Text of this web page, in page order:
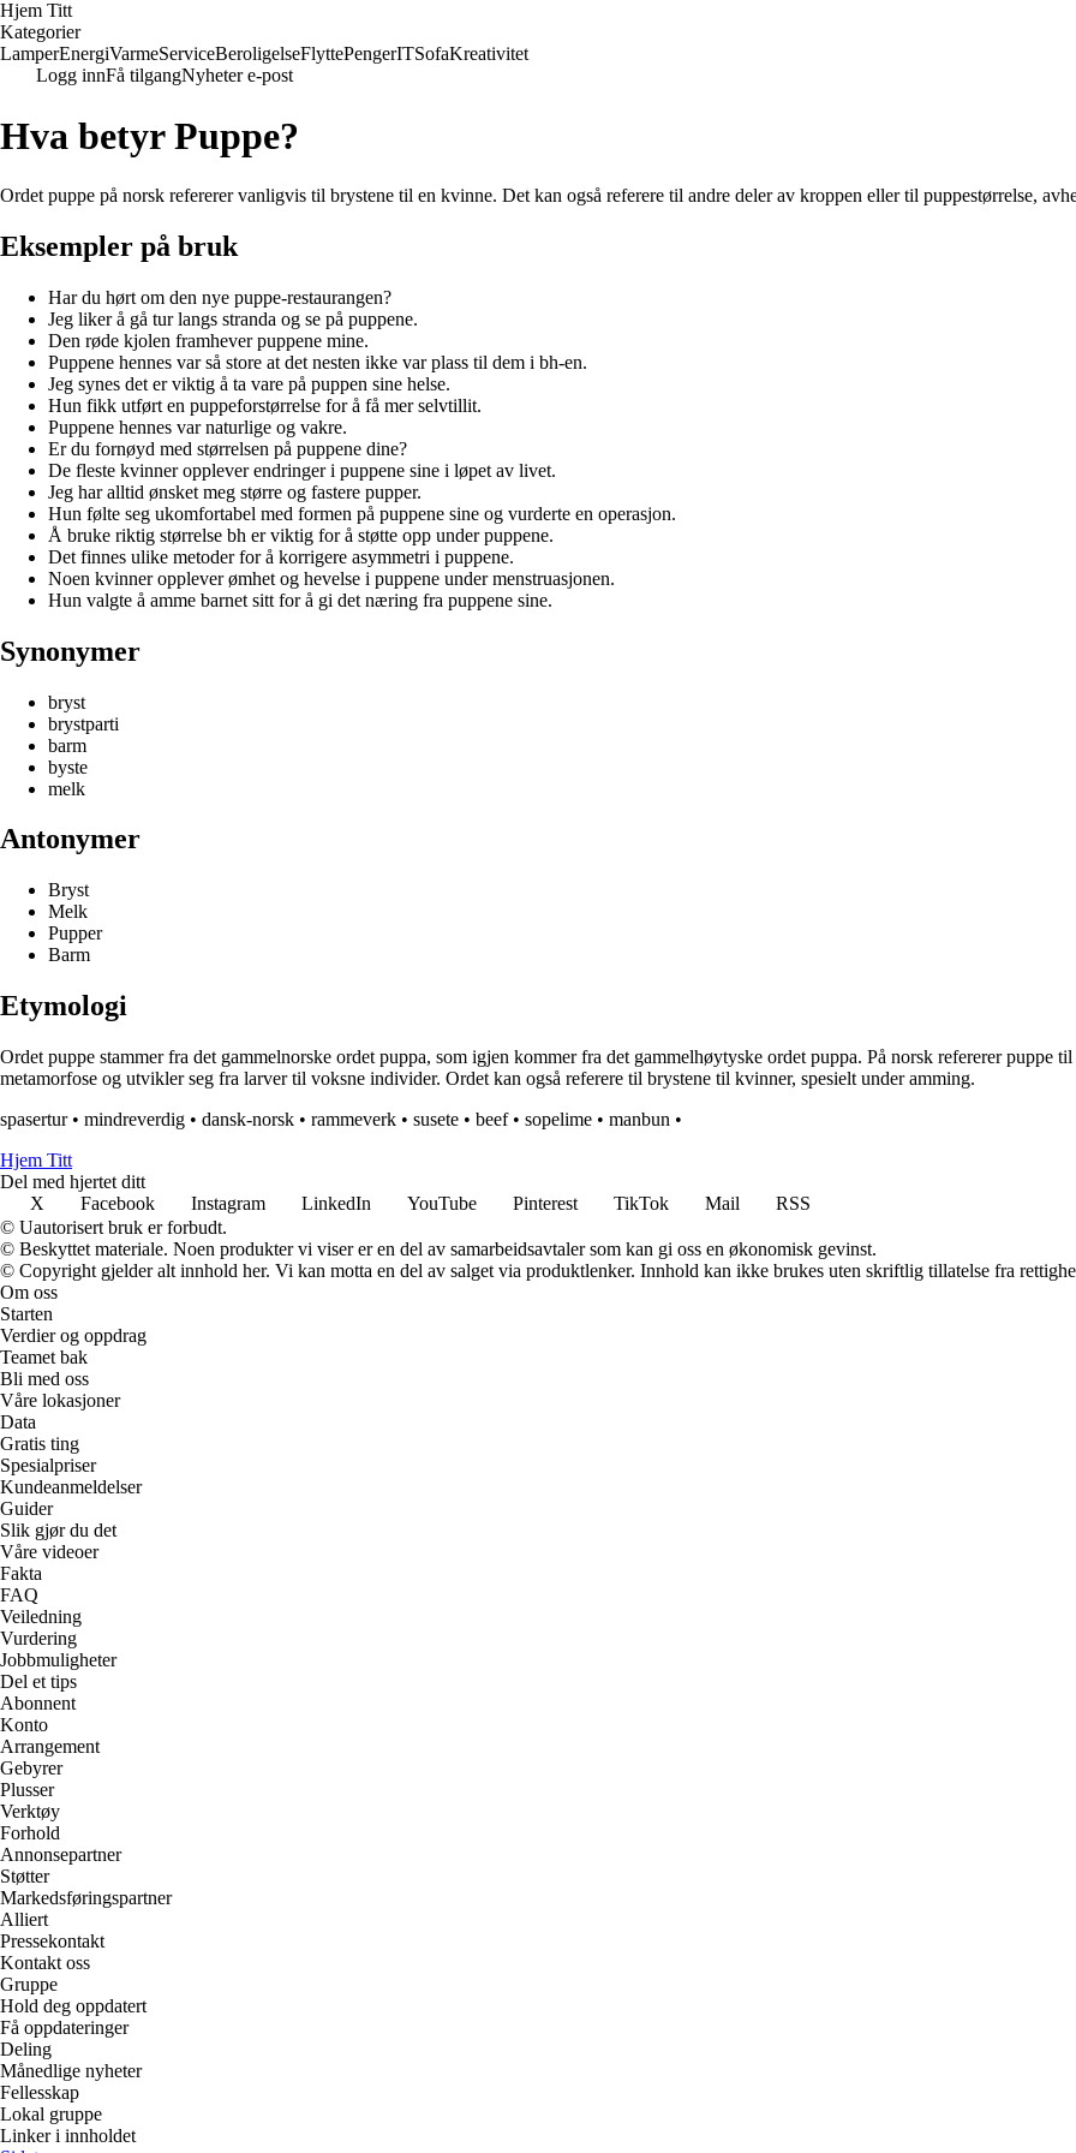
Hjem Titt
Kategorier
LamperEnergiVarmeServiceBeroligelseFlyttePengerITSofaKreativitet
Logg innFå tilgangNyheter e-post
Hva betyr Puppe?
Ordet puppe på norsk refererer vanligvis til brystene til en kvinne. Det kan også referere til andre deler av kroppen eller til puppestørrelse,
Eksempler på bruk
Har du hørt om den nye puppe-restaurangen?
Jeg liker å gå tur langs stranda og se på puppene.
Den røde kjolen framhever puppene mine.
Puppene hennes var så store at det nesten ikke var plass til dem i bh-en.
Jeg synes det er viktig å ta vare på puppen sine helse.
Hun fikk utført en puppeforstørrelse for å få mer selvtillit.
Puppene hennes var naturlige og vakre.
Er du fornøyd med størrelsen på puppene dine?
De fleste kvinner opplever endringer i puppene sine i løpet av livet.
Jeg har alltid ønsket meg større og fastere pupper.
Hun følte seg ukomfortabel med formen på puppene sine og vurderte en operasjon.
Å bruke riktig størrelse bh er viktig for å støtte opp under puppene.
Det finnes ulike metoder for å korrigere asymmetri i puppene.
Noen kvinner opplever ømhet og hevelse i puppene under menstruasjonen.
Hun valgte å amme barnet sitt for å gi det næring fra puppene sine.
Synonymer
bryst
brystparti
barm
byste
melk
Antonymer
Bryst
Melk
Pupper
Barm
Etymologi
Ordet puppe stammer fra det gammelnorske ordet puppa, som igjen kommer fra det gammelhøytyske ordet puppa. På norsk refererer puppe
metamorfose og utvikler seg fra larver til voksne individer. Ordet kan også referere til brystene til kvinner, spesielt under amming.
spasertur• mindreverdig • dansk-norsk • rammeverk • susete • beef• sopelime • manbun •
Hjem Titt
Del med hjertet ditt
X
Facebook Instagram LinkedIn YouTube Pinterest TikTok Mail
RSS
© Uautorisert bruk er forbudt.
© Beskyttet materiale. Noen produkter vi viser er en del av samarbeidsavtaler som kan gi oss en økonomisk gevinst.
© Copyright gjelder alt innhold her. Vi kan motta en del av salget via produktlenker. Innhold kan ikke brukes uten skriftlig tillatelse fra
Om oss
Starten
Verdier og oppdrag
Teamet bak
Bli med oss
Våre lokasjoner
Data
Gratis ting
Spesialpriser
Kundeanmeldelser
Guider
Slik gjør du det
Våre videoer
Fakta
FAQ
Veiledning
Vurdering
Jobbmuligheter
Del et tips
Abonnent
Konto
Arrangement
Gebyrer
Plusser
Verktøy
Forhold
Annonsepartner
Støtter
Markedsføringspartner
Alliert
Pressekontakt
Kontakt oss
Gruppe
Hold deg oppdatert
Få oppdateringer
Deling
Månedlige nyheter
Fellesskap
Lokal gruppe
Linker i innholdet